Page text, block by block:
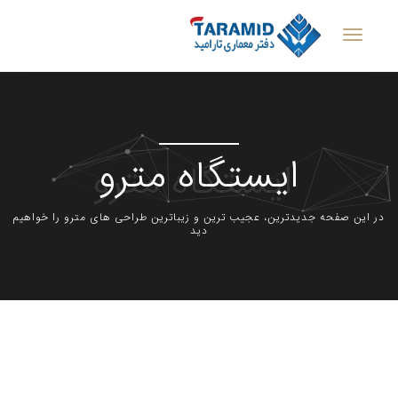
ایستگاه مترو
در این صفحه جدیدترین، عجیب ترین و زیباترین طراحی های مترو را خواهیم
دید